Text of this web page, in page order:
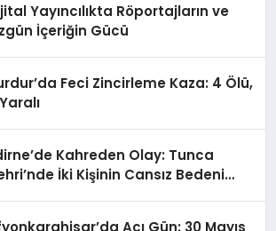
Yayıncılıkta Röportajların ve
İçeriğin Gücü
Feci Zincirleme Kaza: 4 Ölü,
Yaralı
Kahreden Olay: Tunca
İki Kişinin Cansız Bedeni
Acı Gün: 30 Mayıs